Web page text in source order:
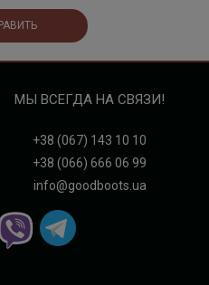
МЫ ВСЕГДА НА СВЯЗИ!
+38 (067) 143 10 10
+38 (066) 666 06 99
info@goodboots.ua